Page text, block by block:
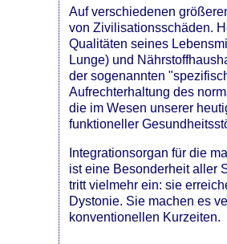
Auf verschiedenen
von Zivilisationsschäden.
Qualitäten seines
Lunge) und
der sogenannten
Aufrechterhaltung des
die im Wesen unserer
funktioneller
Integrationsorgan für die
ist eine Besonderheit aller
tritt vielmehr ein: sie
Dystonie. Sie machen es
konventionellen Kurzeiten.